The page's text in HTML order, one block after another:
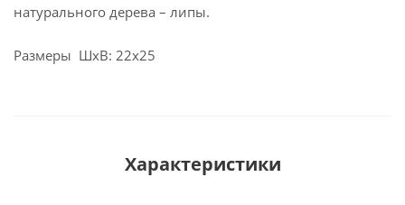
натурального дерева – липы.
Размеры ШхВ: 22х25
Характеристики